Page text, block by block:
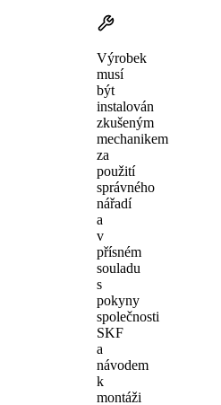
Výrobek
musí
být
instalován
zkušeným
mechanikem
za
použití
správného
nářadí
a
v
přísném
souladu
s
pokyny
společnosti
SKF
a
návodem
k
montáži